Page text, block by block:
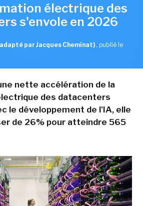
électrique des
s'envole en 2026
par Jacques Cheminat) , publié le
nette accélération de la
des datacenters
le développement de l'IA, elle
de 26% pour atteindre 565